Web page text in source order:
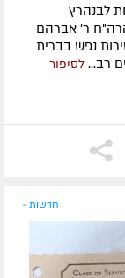
לבנהרץ
ר' אברהם
נפש בברית
רב... לסיפור
חדשות »